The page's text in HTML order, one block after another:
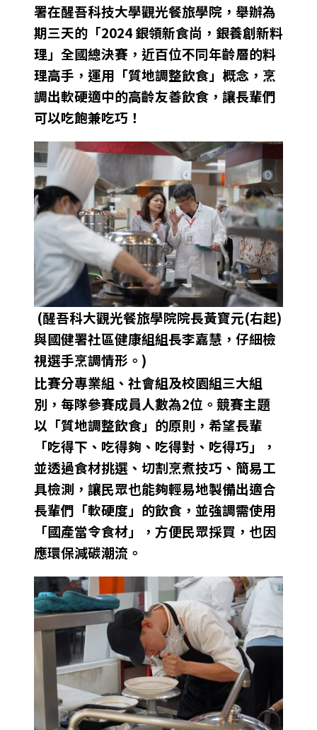
署在醒吾科技大學觀光餐旅學院，舉辦為
期三天的「2024 銀領新食尚，銀養創新料
理」全國總決賽，近百位不同年齡層的料
理高手，運用「質地調整飲食」概念，烹
調出軟硬適中的高齡友善飲食，讓長輩們
可以吃飽兼吃巧！
(醒吾科大觀光餐旅學院院長黃寶元(右起)
與國健署社區健康組組長李嘉慧，仔細檢
視選手烹調情形。)
比賽分專業組、社會組及校園組三大組
別，每隊參賽成員人數為2位。競賽主題
以「質地調整飲食」的原則，希望長輩
「吃得下、吃得夠、吃得對、吃得巧」，
並透過食材挑選、切割烹煮技巧、簡易工
具檢測，讓民眾也能夠輕易地製備出適合
長輩們「軟硬度」的飲食，並強調需使用
「國產當令食材」，方便民眾採買，也因
應環保減碳潮流。